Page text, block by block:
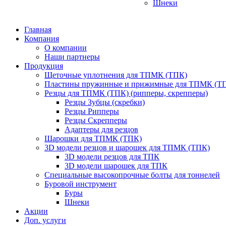
Шнеки
Главная
Компания
О компании
Наши партнеры
Продукция
Щеточные уплотнения для ТПМК (ТПК)
Пластины пружинные и прижимные для ТПМК
Резцы для ТПМК (ТПК) (рипперы, скрепперы)
Резцы Зубцы (скребки)
Резцы Рипперы
Резцы Скрепперы
Адаптеры для резцов
Шарошки для ТПМК (ТПК)
3D модели резцов и шарошек для ТПМК (ТПК)
3D модели резцов для ТПК
3D модели шарошек для ТПК
Специальные высокопрочные болты для тоннелей
Буровой инструмент
Буры
Шнеки
Акции
Доп. услуги